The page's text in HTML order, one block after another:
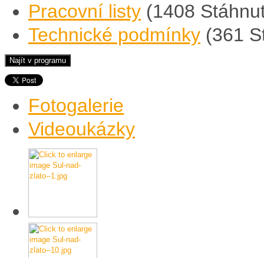
Pracovní listy (1408
Technické podmínky (361
Fotogalerie
Videoukázky